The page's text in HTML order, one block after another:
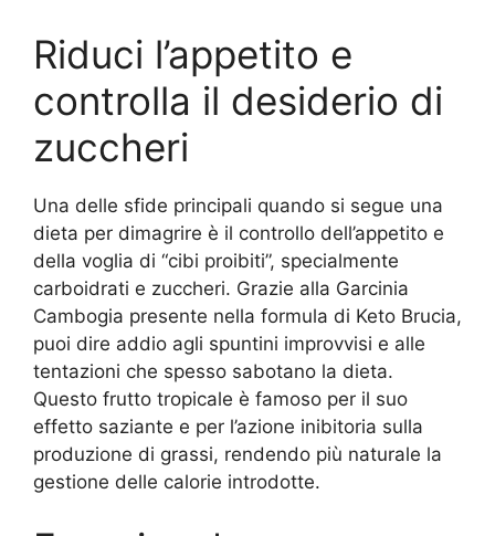
Riduci l’appetito e
controlla il desiderio di
zuccheri
Una delle sfide principali quando si segue una
dieta per dimagrire è il controllo dell’appetito e
della voglia di “cibi proibiti”, specialmente
carboidrati e zuccheri. Grazie alla Garcinia
Cambogia presente nella formula di Keto Brucia,
puoi dire addio agli spuntini improvvisi e alle
tentazioni che spesso sabotano la dieta.
Questo frutto tropicale è famoso per il suo
effetto saziante e per l’azione inibitoria sulla
produzione di grassi, rendendo più naturale la
gestione delle calorie introdotte.